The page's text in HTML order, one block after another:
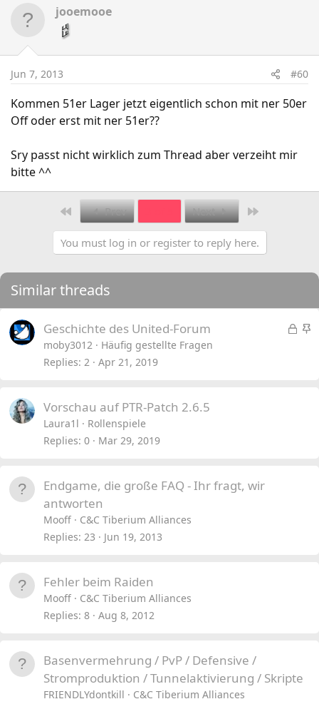
jooemooe
Jun 7, 2013 #60
Kommen 51er Lager jetzt eigentlich schon mit ner 50er
Off oder erst mit ner 51er??
Sry passt nicht wirklich zum Thread aber verzeiht mir
bitte ^^
First Prev Next
You must log in or register to reply here.
Similar threads
L
S
Geschichte des United-Forum
moby3012
Häufig gestellte Fragen
Replies 2 Apr 21, 2019
Vorschau auf PTR-Patch 2.6.5
Laura1l
Rollenspiele
Replies 0 Mar 29, 2019
Endgame, die große FAQ - Ihr fragt, wir
antworten
Mooff
C&C Tiberium Alliances
Replies 23 Jun 19, 2013
Fehler beim Raiden
Mooff
C&C Tiberium Alliances
Replies 8 Aug 8, 2012
Basenvermehrung / PvP / Defensive /
Stromproduktion / Tunnelaktivierung / Skripte
FRIENDLYdontkill
C&C Tiberium Alliances